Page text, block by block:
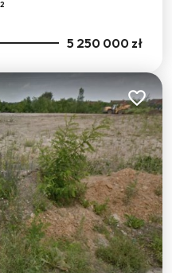
2
5 250 000 zł
Dodaj